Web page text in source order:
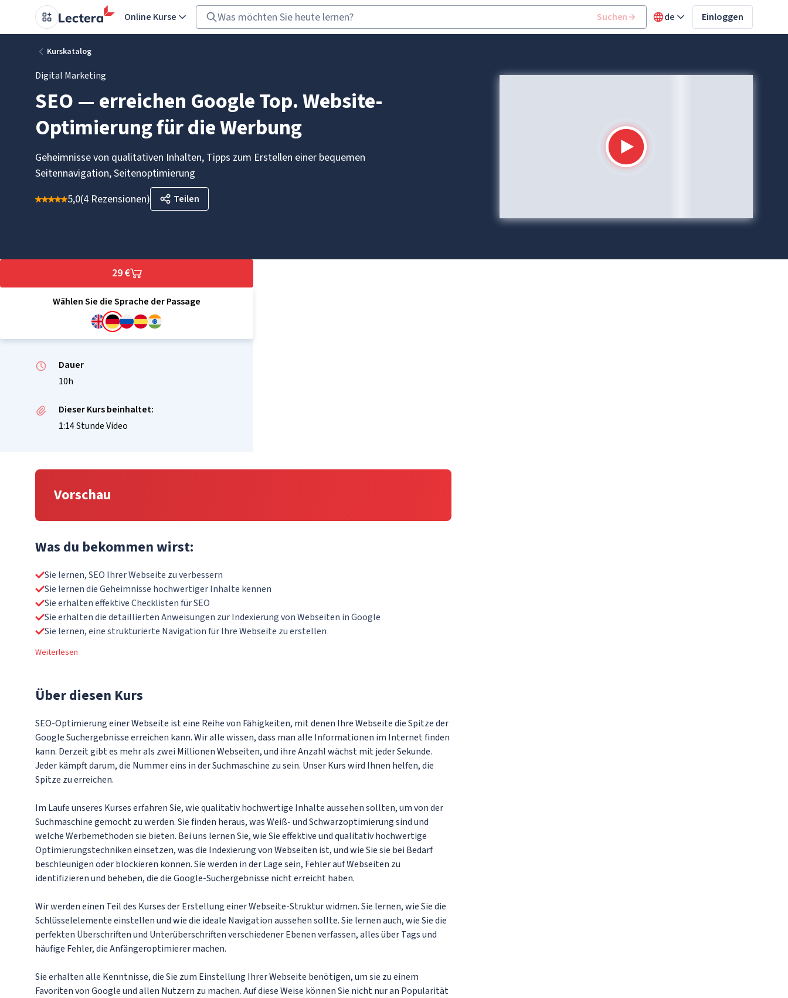
Online Kurse Suchen de Einloggen
Kurskatalog
Digital Marketing
SEO — erreichen Google Top. Website-
Optimierung für die Werbung
Geheimnisse von qualitativen Inhalten, Tipps zum Erstellen einer bequemen
Seitennavigation, Seitenoptimierung
5,0(4 Rezensionen) Teilen
29 €
Wählen Sie die Sprache der Passage
Dauer
10h
Dieser Kurs beinhaltet:
1:14 Stunde Video
Vorschau
Was du bekommen wirst:
Sie lernen, SEO Ihrer Webseite zu verbessern
Sie lernen die Geheimnisse hochwertiger Inhalte kennen
Sie erhalten effektive Checklisten für SEO
Sie erhalten die detaillierten Anweisungen zur Indexierung von Webseiten in Google
Sie lernen, eine strukturierte Navigation für Ihre Webseite zu erstellen
Weiterlesen
Überdiesen Kurs
SEO-Optimierung einer Webseite ist eine Reihe von Fähigkeiten, mit denen Ihre Webseite die Spitze der
Google Suchergebnisse erreichen kann. Wir alle wissen, dass man alle Informationen im Internet finden
kann. Derzeit gibt es mehr als zwei Millionen Webseiten, und ihre Anzahl wächst mit jeder Sekunde.
Jeder kämpft darum, die Nummer eins in der Suchmaschine zu sein. Unser Kurs wird Ihnen helfen, die
Spitze zu erreichen.
Im Laufe unseres Kurses erfahren Sie, wie qualitativ hochwertige Inhalte aussehen sollten, um von der
Suchmaschine gemocht zu werden. Sie finden heraus, was Weiß- und Schwarzoptimierung sind und
welche Werbemethoden sie bieten. Bei uns lernen Sie, wie Sie effektive und qualitativ hochwertige
Optimierungstechniken einsetzen, was die Indexierung von Webseiten ist, und wie Sie sie bei Bedarf
beschleunigen oder blockieren können. Sie werden in der Lage sein, Fehler auf Webseiten zu
identifizieren und beheben, die die Google-Suchergebnisse nicht erreicht haben.
Wir werden einen Teil des Kurses der Erstellung einer Webseite-Struktur widmen. Sie lernen, wie Sie die
Schlüsselelemente einstellen und wie die ideale Navigation aussehen sollte. Sie lernen auch, wie Sie die
perfekten Überschriften und Unterüberschriften verschiedener Ebenen verfassen, alles über Tags und
häufige Fehler, die Anfängeroptimierer machen.
Sie erhalten alle Kenntnisse, die Sie zum Einstellung Ihrer Webseite benötigen, um sie zu einem
Favoriten von Google und allen Nutzern zu machen. Auf diese Weise können Sie nicht nur an Popularität